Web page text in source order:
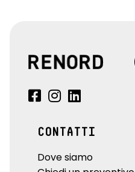
CONTATTI
Dove siamo